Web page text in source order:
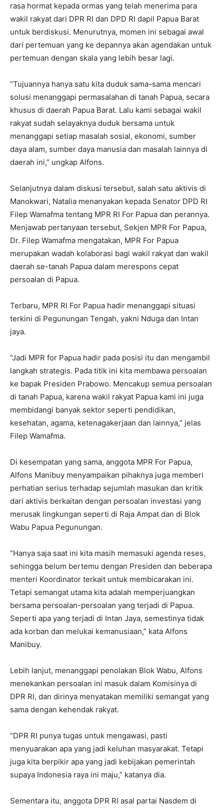
rasa hormat kepada ormas yang telah menerima para
wakil rakyat dari DPR RI dan DPD RI dapil Papua Barat
untuk berdiskusi. Menurutnya, momen ini sebagai awal
dari pertemuan yang ke depannya akan agendakan untuk
pertemuan dengan skala yang lebih besar lagi.
“Tujuannya hanya satu kita duduk sama-sama mencari
solusi menanggapi permasalahan di tanah Papua, secara
khusus di daerah Papua Barat. Lalu kami sebagai wakil
rakyat sudah selayaknya duduk bersama untuk
menanggapi setiap masalah sosial, ekonomi, sumber
daya alam, sumber daya manusia dan masalah lainnya di
daerah ini,” ungkap Alfons.
Selanjutnya dalam diskusi tersebut, salah satu aktivis di
Manokwari, Natalia menanyakan kepada Senator DPD RI
Filep Wamafma tentang MPR RI For Papua dan perannya.
Menjawab pertanyaan tersebut, Sekjen MPR For Papua,
Dr. Filep Wamafma mengatakan, MPR For Papua
merupakan wadah kolaborasi bagi wakil rakyat dan wakil
daerah se-tanah Papua dalam merespons cepat
persoalan di Papua.
Terbaru, MPR RI For Papua hadir menanggapi situasi
terkini di Pegunungan Tengah, yakni Nduga dan Intan
jaya.
“Jadi MPR for Papua hadir pada posisi itu dan mengambil
langkah strategis. Pada titik ini kita membawa persoalan
ke bapak Presiden Prabowo. Mencakup semua persoalan
di tanah Papua, karena wakil rakyat Papua kami ini juga
membidangi banyak sektor seperti pendidikan,
kesehatan, agama, ketenagakerjaan dan lainnya,” jelas
Filep Wamafma.
Di kesempatan yang sama, anggota MPR For Papua,
Alfons Manibuy menyampaikan pihaknya juga memberi
perhatian serius terhadap sejumlah masukan dan kritik
dari aktivis berkaitan dengan persoalan investasi yang
merusak lingkungan seperti di Raja Ampat dan di Blok
Wabu Papua Pegunungan.
“Hanya saja saat ini kita masih memasuki agenda reses,
sehingga belum bertemu dengan Presiden dan beberapa
menteri Koordinator terkait untuk membicarakan ini.
Tetapi semangat utama kita adalah memperjuangkan
bersama persoalan-persoalan yang terjadi di Papua.
Seperti apa yang terjadi di Intan Jaya, semestinya tidak
ada korban dan melukai kemanusiaan,” kata Alfons
Manibuy.
Lebih lanjut, menanggapi penolakan Blok Wabu, Alfons
menekankan persoalan ini masuk dalam Komisinya di
DPR RI, dan dirinya menyatakan memiliki semangat yang
sama dengan kehendak rakyat.
“DPR RI punya tugas untuk mengawasi, pasti
menyuarakan apa yang jadi keluhan masyarakat. Tetapi
juga kita berpikir apa yang jadi kebijakan pemerintah
supaya Indonesia raya ini maju,” katanya dia.
Sementara itu, anggota DPR RI asal partai Nasdem di